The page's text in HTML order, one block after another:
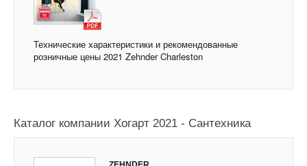
Технические характеристики и рекомендованные
розничные цены 2021 Zehnder Charleston
Каталог компании Хогарт 2021 - Сантехника